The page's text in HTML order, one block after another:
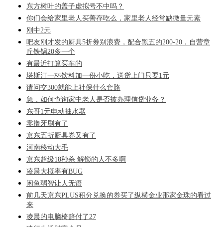
东方树叶的盖子虚拟号不中吗？
你们会给家里老人买善存吃么，家里老人经常缺微量元素
刚中2元
吧友刚才发的厨具5折券别浪费，配合黑五的200-20，自营章
丘铁锅20多一个
有最近打算买车的
塔斯汀一杯饮料加一份小吃，送货上门只要1元
请问交300就能上社保什么套路
急，如何查询家中老人是否被办理信贷业务？
东哥1元电动抽水器
零撸牙刷有了
京东五折厨具券又有了
河南移动大毛
京东超级18秒杀 解锁的人不多啊
凌晨大概率有BUG
闲鱼弱智让人无语
前几天京东PLUS积分兑换的券买了纵横金业那家金珠的看过
来
凌晨的电脑椅赔付了27